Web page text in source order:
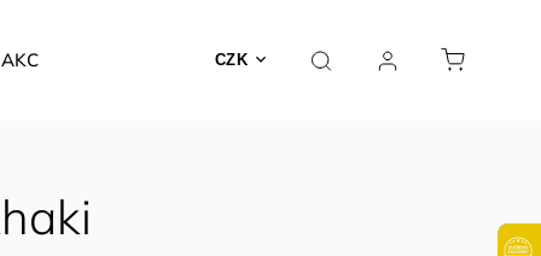
CZK
AKCE